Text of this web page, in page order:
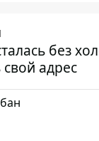
без
адрес